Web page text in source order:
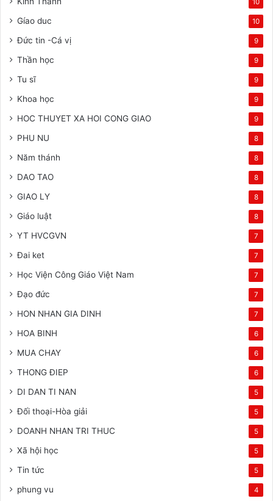
10
Gíao duc 10
Đức tin -Cá vị 9
Thần học 9
Tu sĩ 9
Khoa học 9
HOC THUYET XA HOI CONG GIAO 9
PHU NU 8
Năm thánh 8
DAO TAO 8
GIAO LY 8
Giáo luật 8
YT HVCGVN 7
Đai ket 7
Học Viện Công Giáo Việt Nam 7
Đạo đức 7
HON NHAN GIA DINH 7
HOA BINH 6
MUA CHAY 6
THONG ĐIEP 6
DI DAN TI NAN 5
Đối thoại-Hòa giải 5
DOANH NHAN TRI THUC 5
Xã hội học 5
Tin tức 5
phung vu 4